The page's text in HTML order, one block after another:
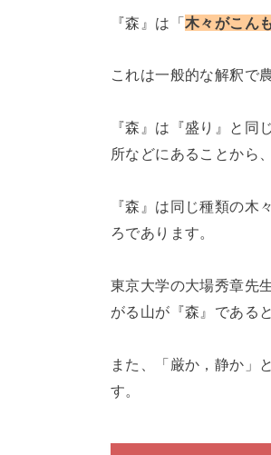
『森』は「木々がこん
これは一般的な解釈で
『森』は『盛り』と
所などにあることから
『森』は同じ種類の木
ろであります。
東京大学の大場秀章先
がる山が『森』である
また、「厳か，静か」
す。